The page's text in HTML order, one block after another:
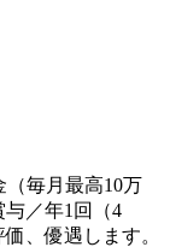
毎月最高10万
与／年1回（4
、優遇します。